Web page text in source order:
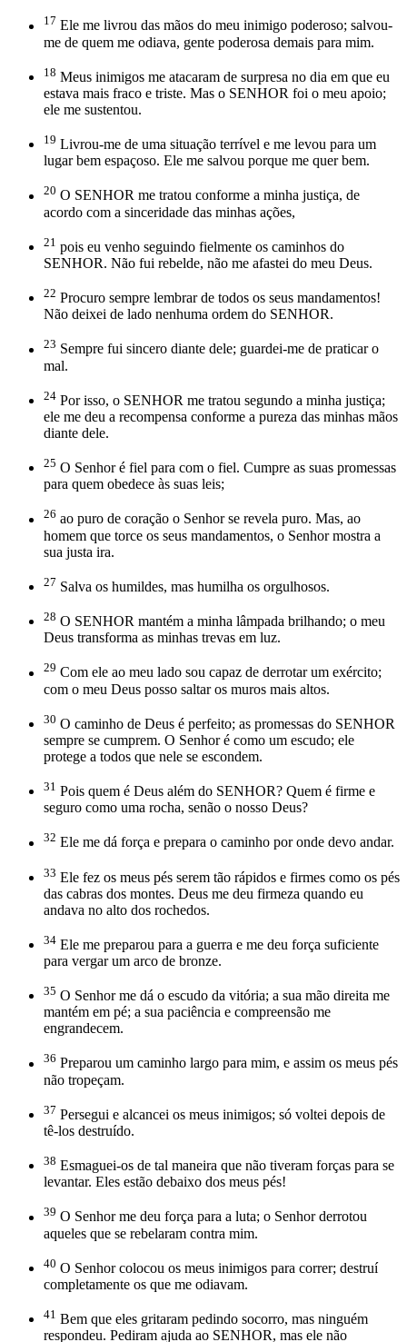
17 Ele me livrou das mãos do meu inimigo poderoso; salvou-
me de quem me odiava, gente poderosa demais para mim.
18 Meus inimigos me atacaram de surpresa no dia em que eu
estava mais fraco e triste. Mas o SENHOR foi o meu apoio;
ele me sustentou.
19 Livrou-me de uma situação terrível e me levou para um
lugar bem espaçoso. Ele me salvou porque me quer bem.
20 O SENHOR me tratou conforme a minha justiça, de
acordo com a sinceridade das minhas ações,
21 pois eu venho seguindo fielmente os caminhos do
SENHOR. Não fui rebelde, não me afastei do meu Deus.
22 Procuro sempre lembrar de todos os seus mandamentos!
Não deixei de lado nenhuma ordem do SENHOR.
23 Sempre fui sincero diante dele; guardei-me de praticar o
mal.
24 Por isso, o SENHOR me tratou segundo a minha justiça;
ele me deu a recompensa conforme a pureza das minhas mãos
diante dele.
25 O Senhor é fiel para com o fiel. Cumpre as suas promessas
para quem obedece às suas leis;
26 ao puro de coração o Senhor se revela puro. Mas, ao
homem que torce os seus mandamentos, o Senhor mostra a
sua justa ira.
27 Salva os humildes, mas humilha os orgulhosos.
28 O SENHOR mantém a minha lâmpada brilhando; o meu
Deus transforma as minhas trevas em luz.
29 Com ele ao meu lado sou capaz de derrotar um exército;
com o meu Deus posso saltar os muros mais altos.
30 O caminho de Deus é perfeito; as promessas do SENHOR
sempre se cumprem. O Senhor é como um escudo; ele
protege a todos que nele se escondem.
31 Pois quem é Deus além do SENHOR? Quem é firme e
seguro como uma rocha, senão o nosso Deus?
32 Ele me dá força e prepara o caminho por onde devo andar.
33 Ele fez os meus pés serem tão rápidos e firmes como os pés
das cabras dos montes. Deus me deu firmeza quando eu
andava no alto dos rochedos.
34 Ele me preparou para a guerra e me deu força suficiente
para vergar um arco de bronze.
35 O Senhor me dá o escudo da vitória; a sua mão direita me
mantém em pé; a sua paciência e compreensão me
engrandecem.
36 Preparou um caminho largo para mim, e assim os meus pés
não tropeçam.
37 Persegui e alcancei os meus inimigos; só voltei depois de
tê-los destruído.
38 Esmaguei-os de tal maneira que não tiveram forças para se
levantar. Eles estão debaixo dos meus pés!
39 O Senhor me deu força para a luta; o Senhor derrotou
aqueles que se rebelaram contra mim.
40 O Senhor colocou os meus inimigos para correr; destruí
completamente os que me odiavam.
41 Bem que eles gritaram pedindo socorro, mas ninguém
respondeu. Pediram ajuda ao SENHOR, mas ele não